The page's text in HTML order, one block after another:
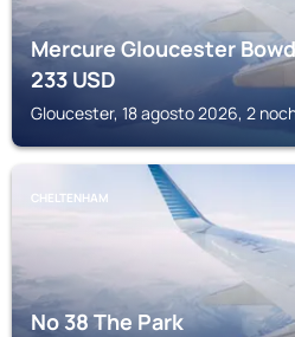
Mercure Gloucester
233USD
Gloucester, 18 agosto 2026, 2
CHELTENHAM
No 38 The Park